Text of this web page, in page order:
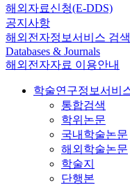
해외자료신청(E-DDS)
공지사항
해외전자정보서비스 검색
Databases & Journals
해외전자자료 이용안내
학술연구정보서비
통합검색
학위논문
국내학술논문
해외학술논문
학술지
단행본